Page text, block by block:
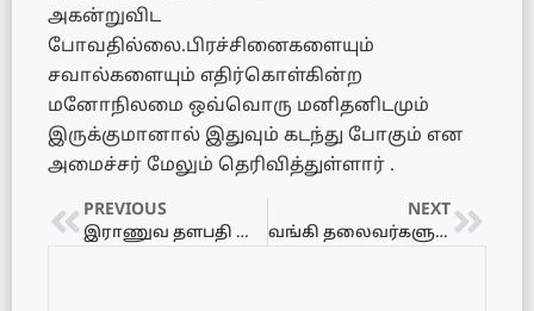
அகன்றுவிட
போவதில்லை.பிரச்சினைகளையும்
சவால்களையும் எதிர்கொள்கின்ற
மனோநிலமை ஒவ்வொரு மனிதனிடமும்
இருக்குமானால் இதுவும் கடந்து போகும் என
அமைச்சர் மேலும் தெரிவித்துள்ளார் .
PREVIOUS
இராணுவ தளபதி ஷவேந்திர சில்வா பதவி விலகல்
NEXT
வங்கி தலைவர்களுடன் பிரதமர் கலந்துரையாடல்